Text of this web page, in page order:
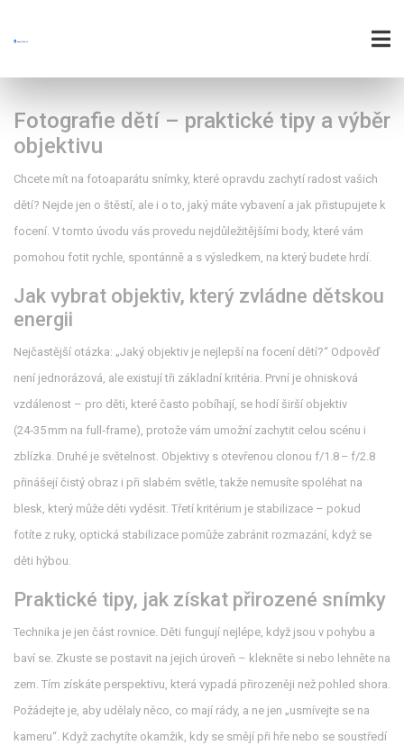
Fotografie dětí – praktické tipy a výběr
objektivu
Chcete mít na fotoaparátu snímky, které opravdu zachytí radost vašich
dětí? Nejde jen o štěstí, ale i o to, jaký máte vybavení a jak přistupujete k
focení. V tomto úvodu vás provedu nejdůležitějšími body, které vám
pomohou fotit rychle, spontánně a s výsledkem, na který budete hrdí.
Jak vybrat objektiv, který zvládne dětskou
energii
Nejčastější otázka: „Jaký objektiv je nejlepší na focení dětí?“ Odpověď
není jednorázová, ale existují tři základní kritéria. První je ohnisková
vzdálenost – pro děti, které často pobíhají, se hodí širší objektiv
(24‑35 mm na full‑frame), protože vám umožní zachytit celou scénu i
zblízka. Druhé je světelnost. Objektivy s otevřenou clonou f/1.8 – f/2.8
přinášejí čistý obraz i při slabém světle, takže nemusíte spoléhat na
blesk, který může děti vyděsit. Třetí kritérium je stabilizace – pokud
fotíte z ruky, optická stabilizace pomůže zabránit rozmazání, když se
děti hýbou.
Praktické tipy, jak získat přirozené snímky
Technika je jen část rovnice. Děti fungují nejlépe, když jsou v pohybu a
baví se. Zkuste se postavit na jejich úroveň – klekněte si nebo lehněte na
zem. Tím získáte perspektivu, která vypadá přirozeněji než pohled shora.
Požádejte je, aby udělaly něco, co mají rády, a ne jen „usmívejte se na
kameru“. Když zachytíte okamžik, kdy se smějí při hře nebo se soustředí